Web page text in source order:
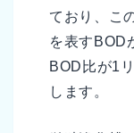
ており、こ
を表すBOD
BOD比が1
します。